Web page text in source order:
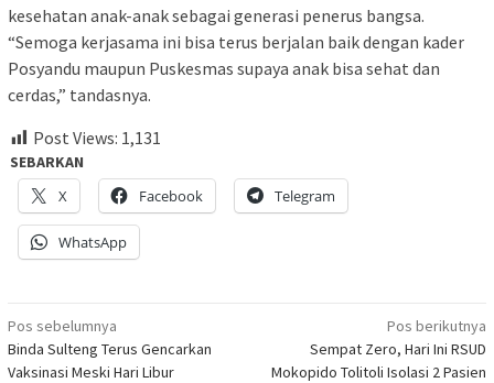
kesehatan anak-anak sebagai generasi penerus bangsa.
“Semoga kerjasama ini bisa terus berjalan baik dengan kader
Posyandu maupun Puskesmas supaya anak bisa sehat dan
cerdas,” tandasnya.
Post Views: 1,131
SEBARKAN
X
Facebook Telegram
WhatsApp
Navigasi
pos
Pos sebelumnya
Binda Sulteng Terus Gencarkan
Vaksinasi Meski Hari Libur
Pos berikutnya
Sempat Zero, Hari Ini RSUD
Mokopido Tolitoli Isolasi 2 Pasien